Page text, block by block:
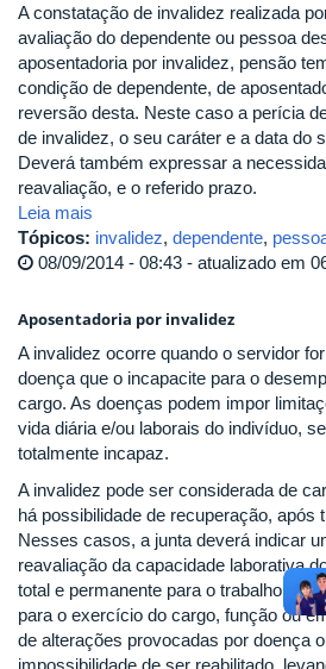
A constatação de invalidez realizada
avaliação do dependente ou pessoa
aposentadoria por invalidez, pensão
condição de dependente, de
reversão desta. Neste caso a perícia
de invalidez, o seu caráter e a data do
Deverá também expressar a
reavaliação, e o referido prazo.
Leia mais
Tópicos: invalidez, dependente,
08/09/2014 - 08:43 - atualizado em
Aposentadoria por invalidez
A invalidez ocorre quando o servidor
doença que o incapacite para o
cargo. As doenças podem impor
vida diária e/ou laborais do indivíduo,
totalmente incapaz.
A invalidez pode ser considerada de
há possibilidade de recuperação, após
Nesses casos, a junta deverá indicar
reavaliação da capacidade laborativa
total e permanente para o trabalho é a
para o exercício do cargo, função ou
de alterações provocadas por doença
impossibilidade de ser reabilitado,